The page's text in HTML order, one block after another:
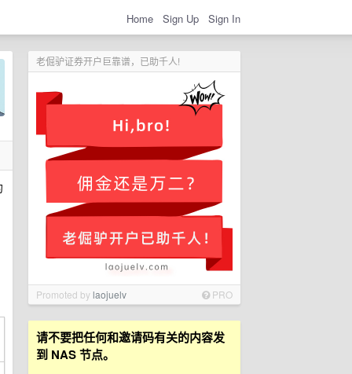
Home Sign Up Sign In
老倔驴证券开户巨靠谱，已助千人!
Promoted bylaojuelv PRO
请不要把任何和邀请码有关的内容发
到 NAS 节点。